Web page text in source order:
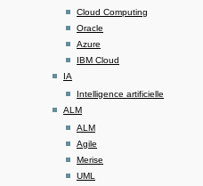
Cloud Computing
Oracle
Azure
IBM Cloud
IA
Intelligence artificielle
ALM
ALM
Agile
Merise
UML